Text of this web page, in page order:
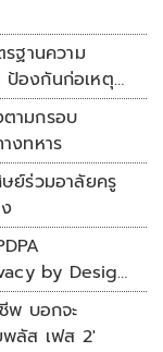
ฐานความ
องกันก่อเหตุ
ตามกรอบ
งทหาร
ย์ร่วมอาลัยครู
by Design
ลส่วนบุคคลที่
พ บอกจะ
พลัส เฟส 2'